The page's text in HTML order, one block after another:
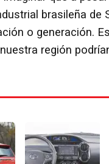
brasileña
o generación.
región